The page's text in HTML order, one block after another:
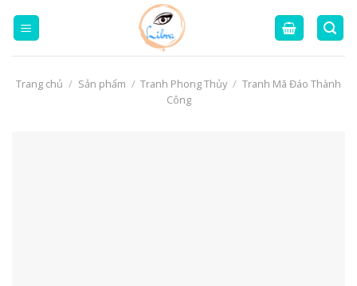
Trang chủ / Sản phẩm / Tranh Phong Thủy / Tranh Mã Đáo Thành
Công